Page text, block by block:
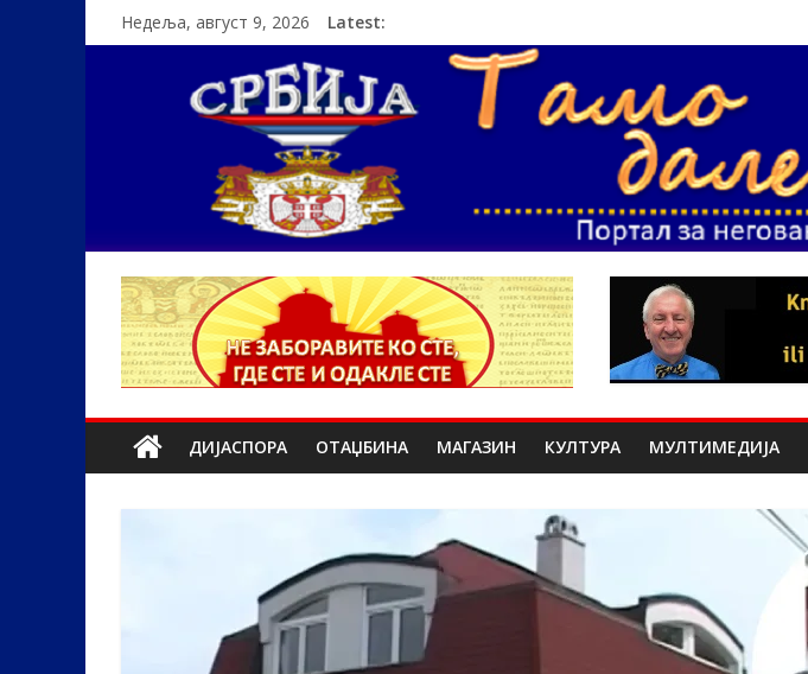
Недеља, август 9, 2026 Latest:
ДИЈАСПОРА ОТАЏБИНА МАГАЗИН КУЛТУРА МУЛТИМЕДИЈА